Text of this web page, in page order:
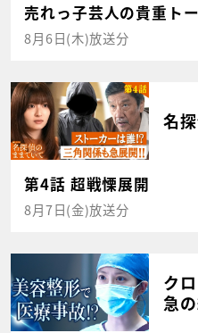
売れっ子芸人の貴重ト
8月6日(木)放送分
名
第4話 超戦慄展開
8月7日(金)放送分
ク
急